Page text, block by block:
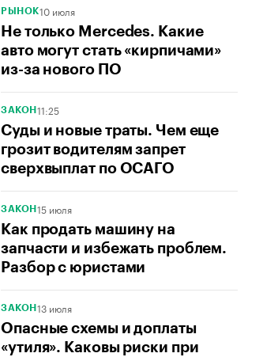
РЫНОК10 июля
Не только Mercedes. Какие
авто могут стать «кирпичами»
из-за нового ПО
ЗАКОН 11:25
Суды и новые траты. Чем еще
грозит водителям запрет
сверхвыплат по ОСАГО
ЗАКОН 15 июля
Как продать машину на
запчасти и избежать проблем.
Разбор с юристами
ЗАКОН 13 июля
Опасные схемы и доплаты
«утиля». Каковы риски при